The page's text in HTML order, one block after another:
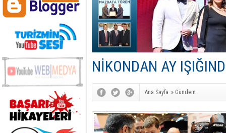
NİKONDAN AY
Ana Sayfa » Gündem